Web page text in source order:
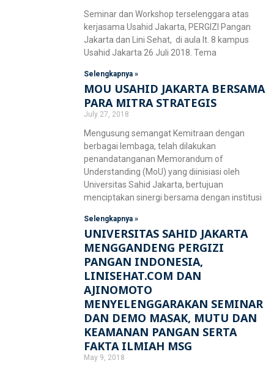
Seminar dan Workshop terselenggara atas
kerjasama Usahid Jakarta, PERGIZI Pangan
Jakarta dan Lini Sehat, di aula lt. 8 kampus
Usahid Jakarta 26 Juli 2018. Tema
Selengkapnya »
MOU USAHID JAKARTA BERSAMA
PARA MITRA STRATEGIS
July 27, 2018
Mengusung semangat Kemitraan dengan
berbagai lembaga, telah dilakukan
penandatanganan Memorandum of
Understanding (MoU) yang diinisiasi oleh
Universitas Sahid Jakarta, bertujuan
menciptakan sinergi bersama dengan institusi
Selengkapnya »
UNIVERSITAS SAHID JAKARTA
MENGGANDENG PERGIZI
PANGAN INDONESIA,
LINISEHAT.COM DAN
AJINOMOTO
MENYELENGGARAKAN SEMINAR
DAN DEMO MASAK, MUTU DAN
KEAMANAN PANGAN SERTA
FAKTA ILMIAH MSG
May 9, 2018